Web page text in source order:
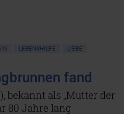
LEBENSHILFE
LIEBE
fand
bekannt als „Mutter der
80 Jahre lang